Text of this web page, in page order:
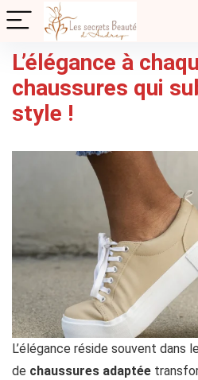
L’élégance à
chaussures qui
style !
L’élégance réside souvent dans
de chaussures adaptée